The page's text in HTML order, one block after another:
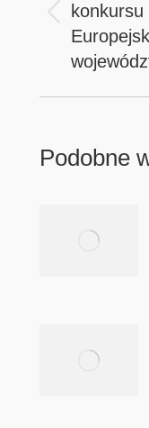
Previous
post:
Podobne